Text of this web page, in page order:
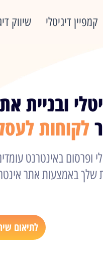
קמפיין דיגיטלי שיווק
ובניית
לקוחות
ופרסום באינטרנט
שלך באמצעות אתר
לתיאום